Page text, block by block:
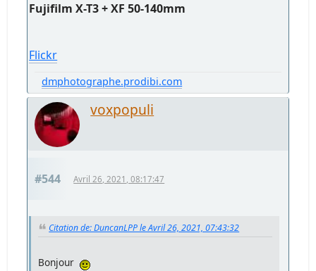
Fujifilm X-T3 + XF 50-140mm
Flickr
dmphotographe.prodibi.com
voxpopuli
#544 Avril 26, 2021, 08:17:47
Citation de: DuncanLPP le Avril 26, 2021, 07:43:32
Bonjour